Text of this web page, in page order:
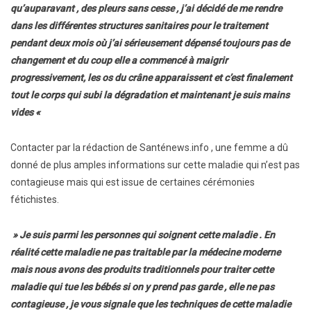
qu’auparavant , des pleurs sans cesse , j’ai décidé de me rendre
dans les différentes structures sanitaires pour le traitement
pendant deux mois où j’ai sérieusement dépensé toujours pas de
changement et du coup elle a commencé à maigrir
progressivement, les os du crâne apparaissent et c’est finalement
tout le corps qui subi la dégradation et maintenant je suis mains
vides «
Contacter par la rédaction de Santénews.info , une femme a dû
donné de plus amples informations sur cette maladie qui n’est pas
contagieuse mais qui est issue de certaines cérémonies
fétichistes.
» Je suis parmi les personnes qui soignent cette maladie . En
réalité cette maladie ne pas traitable par la médecine moderne
mais nous avons des produits traditionnels pour traiter cette
maladie qui tue les bébés si on y prend pas garde , elle ne pas
contagieuse , je vous signale que les techniques de cette maladie